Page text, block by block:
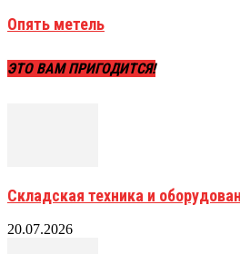
Опять метель
ЭТО ВАМ ПРИГОДИТСЯ!
Складская техника и
20.07.2026